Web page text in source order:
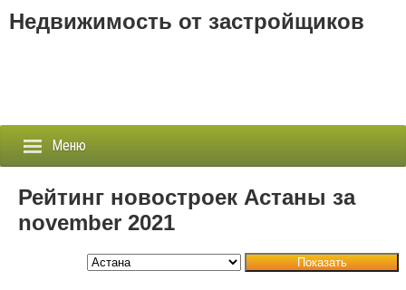
Недвижимость от застройщиков
Меню
Застройщики
Новостройки
Рейтинг новостроек Астаны за
november 2021
Показать